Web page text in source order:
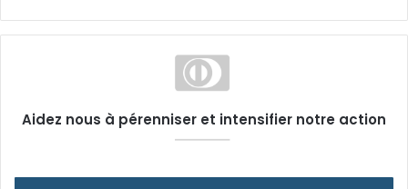
Aidez nous à pérenniser et intensifier notre action